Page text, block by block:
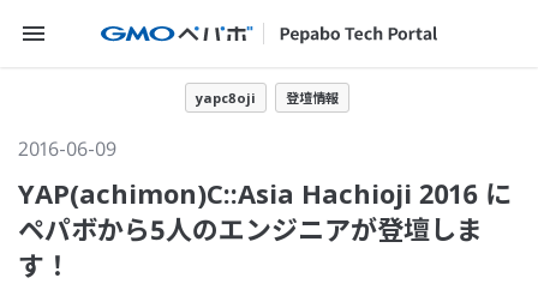
メニューを開く
yapc8oji 登壇情報
2016-06-09
YAP(achimon)C::Asia Hachioji 2016 に
ペパボから5人のエンジニアが登壇しま
す！